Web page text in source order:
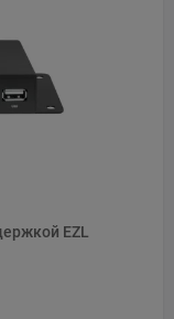
EZL